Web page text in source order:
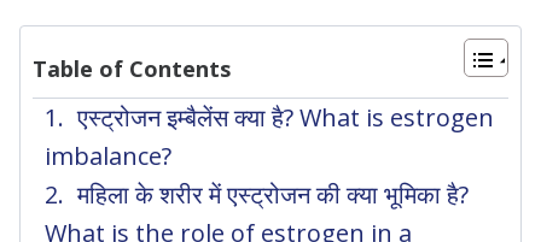
Table of Contents
एस्ट्रोजन इम्बैलेंस क्या है? What is estrogen
imbalance?
महिला के शरीर में एस्ट्रोजन की क्या भूमिका है?
What is the role of estrogen in a